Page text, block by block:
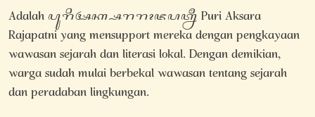
Adalah ꦥꦸꦫꦶꦄꦏ꧀ꦱꦫꦫꦴꦗꦥꦠ꧀ꦤꦷ Puri Aksara
Rajapatni yang mensupport mereka dengan pengkayaan
wawasan sejarah dan literasi lokal. Dengan demikian,
warga sudah mulai berbekal wawasan tentang sejarah
dan peradaban lingkungan.